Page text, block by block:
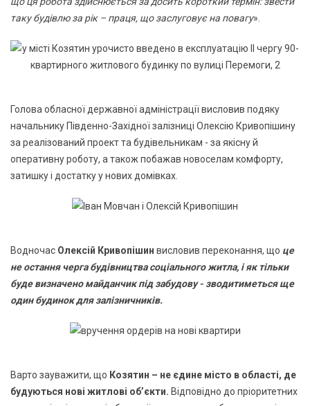
таку будівлю за рік – праця, що заслуговує на повагу».
Голова обласної державної адміністрації висловив подяку
начальнику Південно-Західної залізниці Олексію Кривопішину
за реалізований проект та будівельникам - за якісну й
оперативну роботу, а також побажав новоселам комфорту,
затишку і достатку у нових домівках.
Водночас Олексій Кривопішин висловив переконання, що це
не остання черга будівництва соціального житла, і як тільки
буде визначено майданчик під забудову - зводитиметься ще
один будинок для залізничників.
Варто зауважити, що Козятин – не єдине місто в області, де
будуються нові житлові об’єкти. Відповідно до пріоритетних